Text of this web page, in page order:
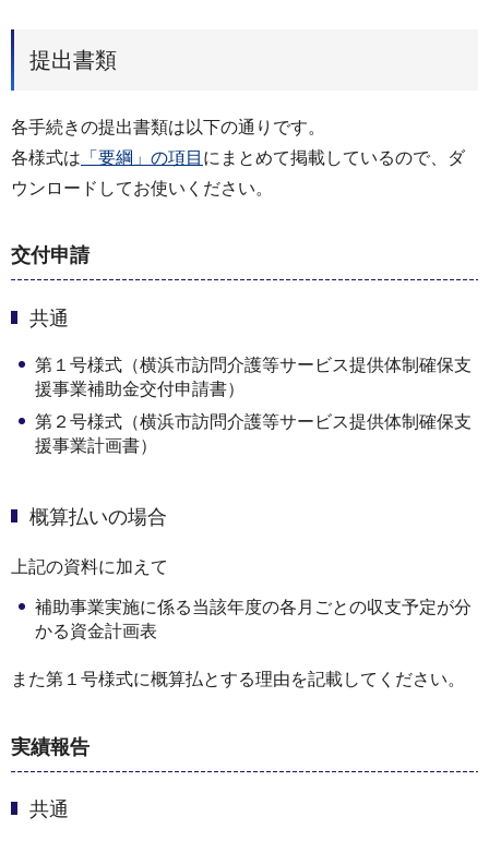
提出書類
各手続きの提出書類は以下の通りです。
各様式は 「要綱」の項目 にまとめて掲載しているので、ダ
ウンロードしてお使いください。
交付申請
共通
第１号様式（横浜市訪問介護等サービス提供体制確保⽀
援事業補助⾦交付申請書）
第２号様式（横浜市訪問介護等サービス提供体制確保⽀
援事業計画書）
概算払いの場合
上記の資料に加えて
補助事業実施に係る当該年度の各⽉ごとの収⽀予定が分
かる資⾦計画表
また第１号様式に概算払とする理由を記載してください。
実績報告
共通